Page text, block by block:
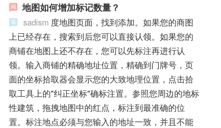
地图如何增加标记数量？
sadism 度地图页面，找到添加。如果您的商图
上已经存在，搜索到后您可以直接认领。如果您的
商铺在地图上还不存在，您可以先标注再进行认
领。输入商铺的精确地址位置，精确到门牌号，页
面的坐标拾取器会显示您的大致地理位置，点击拾
取工具上的"纠正坐标"确标注置。参照您周边的地标
性建筑，拖拽地图中的红点，标注到最准确的位
置。标注地点必须与您输入的地址一致，并且不能